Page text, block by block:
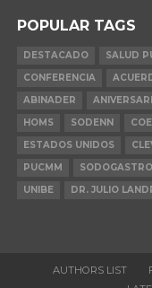
POPULAR TAGS
DESTACADO SALUD
CONFERENCIA
ABINADER
HOMS
SODENN COE
ESTADOS UNIDOS
PUCMM
SODOGASTRO
UNIBE
DR. JULIO
AUTHORS LIST